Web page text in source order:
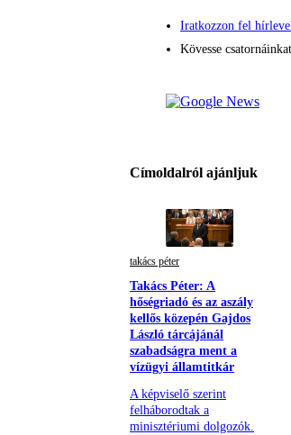
Iratkozzon fel
Kövesse csatornáinkat
Címoldalról ajánljuk
takács péter
Takács Péter: A
hőségriadó és az aszály
kellős közepén Gajdos
László tárcájánál
szabadságra ment a
vízügyi államtitkár
A képviselő szerint
felháborodtak a
minisztériumi dolgozók.